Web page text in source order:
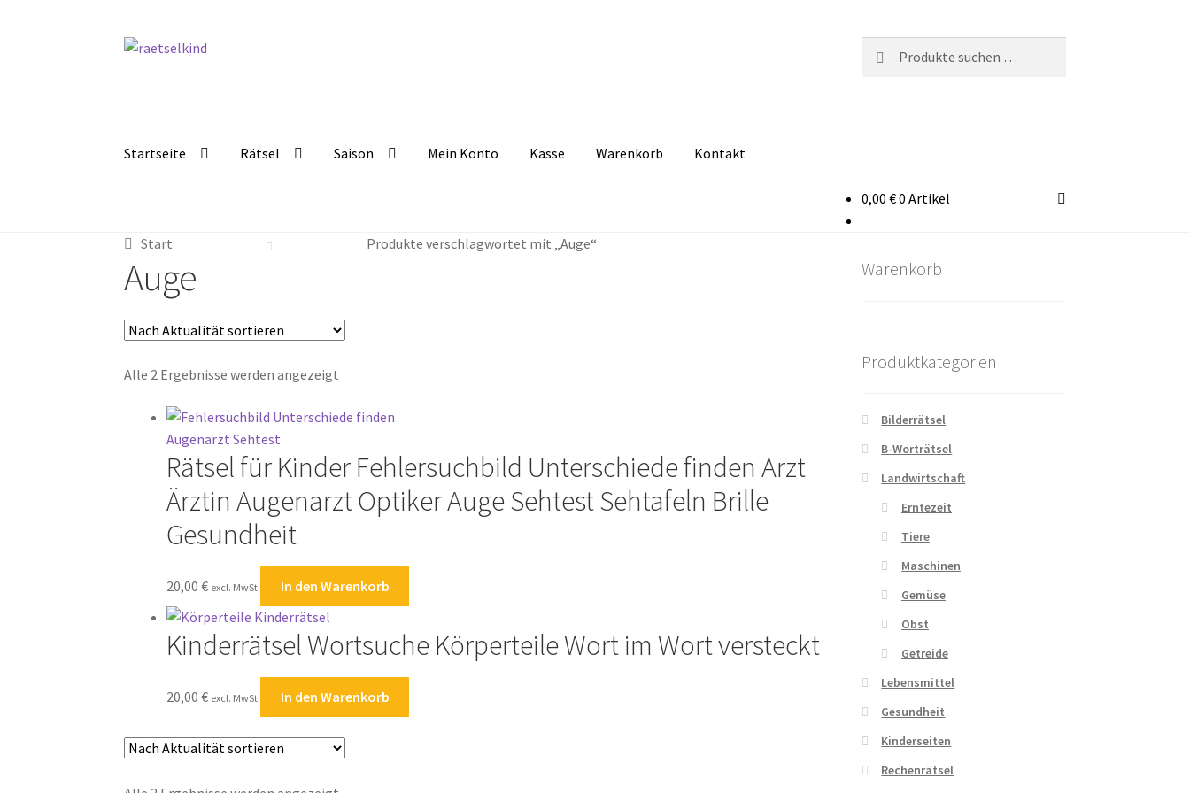
Zur
Zum
nach:
Startseite Rätsel Saison Mein Konto Kasse Warenkorb Kontakt
Versandarten Warenkorb
0,00 €0 Artikel
Start Produkte verschlagwortet mit „Auge“
Auge
Alle 2 Ergebnisse werden angezeigt
sortiert
Rätsel für Kinder Fehlersuchbild Unterschiede finden Arzt
Ärztin Augenarzt Optiker Auge Sehtest Sehtafeln Brille
Gesundheit
20,00€ excl. MwSt In den Warenkorb
Kinderrätsel Wortsuche Körperteile Wort im Wort versteckt
20,00€ excl. MwSt In den Warenkorb
Warenkorb
Produktkategorien
Bilderrätsel
B-Worträtsel
Landwirtschaft
Erntezeit
Tiere
Maschinen
Gemüse
Obst
Getreide
Lebensmittel
Gesundheit
Kinderseiten
Rechenrätsel